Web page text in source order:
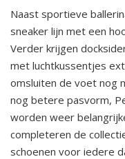
Naast sportieve
sneaker lijn met een
Verder krijgen
met luchtkussentjes
omsluiten de voet nog
nog betere pasvorm,
worden weer
completeren de
schoenen voor iedere